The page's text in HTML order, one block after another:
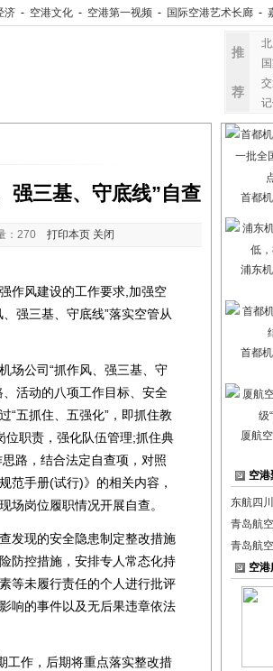
济 - 空港文化 - 空港第一视频 - 国际空港艺术长廊 -
推
荐
强三基、守底线”自查
： 270 打印本页 关闭
作风建设的工作要求,加强空
强三基、守底线”落实空管从
公司“抓作风、强三基、守
活动的八项工作目标、安全
“五抓住、五强化”，即抓住教
位职责，强化队伍管理;抓住典
路，结合法定自查项，对照
范手册(试行)》的相关内容，
场岗位履职情况开展自查。
现的安全隐患制定整改措施
防控措施，安排专人常态化持
等未履行责任的个人进行批评
响的事件以及无后果违章依法
作，后期将重点落实整改措
首都
浦东
首都
厦航
空港
东航四
青岛航
青岛航
空港